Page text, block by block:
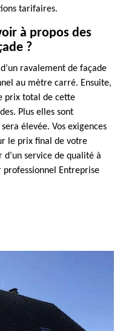
tarifaires.
à propos des
?
ravalement de façade
au mètre carré. Ensuite,
prix total de cette
Plus elles sont
élevée. Vos exigences
le prix final de votre
service de qualité à
Entreprise